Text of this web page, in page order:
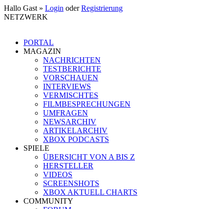
Hallo Gast » Login oderRegistrierung
NETZWERK
PORTAL
MAGAZIN
NACHRICHTEN
TESTBERICHTE
VORSCHAUEN
INTERVIEWS
VERMISCHTES
FILMBESPRECHUNGEN
UMFRAGEN
NEWSARCHIV
ARTIKELARCHIV
XBOX PODCASTS
SPIELE
ÜBERSICHT VON A BIS Z
HERSTELLER
VIDEOS
SCREENSHOTS
XBOX AKTUELL CHARTS
COMMUNITY